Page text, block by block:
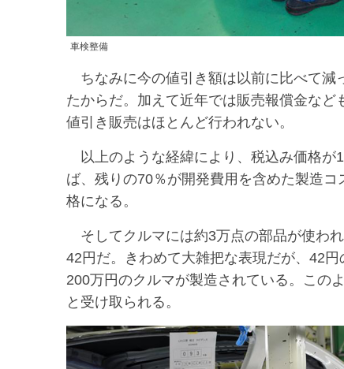
車検整備
ちなみに今の値引き額は以前に比べて減
たからだ。加えて近年では販売報償金な
値引き販売はほとんど行われない。
以上のような経緯により、税込み価格が
ば、残りの70％が開発費用を含めた製造
格になる。
そしてクルマには約3万点の部品が使わ
42円だ。きわめて大雑把な表現だが、42
200万円のクルマが製造されている。この
と受け取られる。